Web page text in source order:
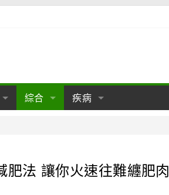
疾病
期 母嬰用品
品
老人護理
綜合
亞健康
急救自救
疾病
肛腸科
精神病
肥法 讓你火速往難纏肥肉